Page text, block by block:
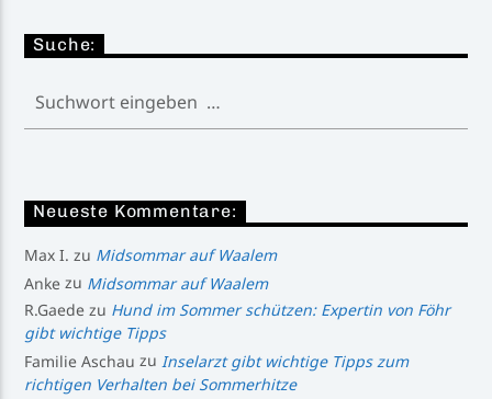
Suche:
Neueste Kommentare:
Max I. zu Midsommar auf Waalem
Anke zu Midsommar auf Waalem
R.Gaede zu Hund im Sommer schützen: Expertin von Föhr
gibt wichtige Tipps
Familie Aschau zu Inselarzt gibt wichtige Tipps zum
richtigen Verhalten bei Sommerhitze